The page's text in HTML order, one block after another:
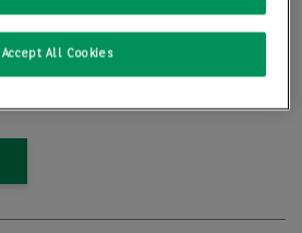
2
Accept All Cookies